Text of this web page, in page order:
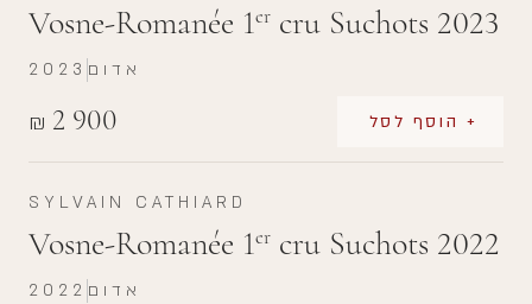
Vosne-Romanée 1er cru Suchots 2023
₪ 2 900 + הוסף לסל
2023 אדום
SYLVAIN CATHIARD
Vosne-Romanée 1er cru Suchots 2022
2022 אדום